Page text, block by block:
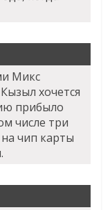
Микс
хочется
прибыло
числе три
чип карты